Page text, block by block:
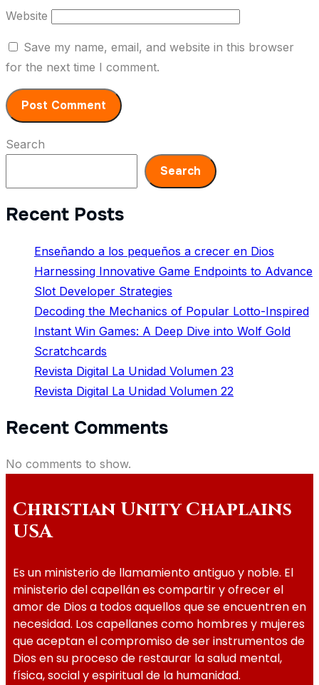
Website
Save my name, email, and website in this browser
for the next time I comment.
Search
Search
Recent Posts
Enseñando a los pequeños a crecer en Dios
Harnessing Innovative Game Endpoints to Advance
Slot Developer Strategies
Decoding the Mechanics of Popular Lotto-Inspired
Instant Win Games: A Deep Dive into Wolf Gold
Scratchcards
Revista Digital La Unidad Volumen 23
Revista Digital La Unidad Volumen 22
Recent Comments
No comments to show.
Christian Unity Chaplains
USA
Es un ministerio de llamamiento antiguo y noble. El
ministerio del capellán es compartir y ofrecer el
amor de Dios a todos aquellos que se encuentren en
necesidad. Los capellanes como hombres y mujeres
que aceptan el compromiso de ser instrumentos de
Dios en su proceso de restaurar la salud mental,
física, social y espiritual de la humanidad.